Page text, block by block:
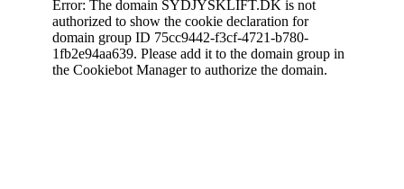
Error: The domain SYDJYSKLIFT.DK is not
authorized to show the cookie declaration for
domain group ID 75cc9442-f3cf-4721-b780-
1fb2e94aa639. Please add it to the domain group in
the Cookiebot Manager to authorize the domain.